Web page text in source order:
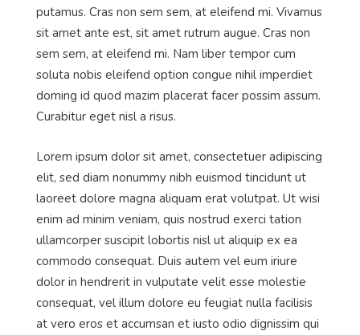
putamus. Cras non sem sem, at eleifend mi. Vivamus
sit amet ante est, sit amet rutrum augue. Cras non
sem sem, at eleifend mi. Nam liber tempor cum
soluta nobis eleifend option congue nihil imperdiet
doming id quod mazim placerat facer possim assum.
Curabitur eget nisl a risus.
Lorem ipsum dolor sit amet, consectetuer adipiscing
elit, sed diam nonummy nibh euismod tincidunt ut
laoreet dolore magna aliquam erat volutpat. Ut wisi
enim ad minim veniam, quis nostrud exerci tation
ullamcorper suscipit lobortis nisl ut aliquip ex ea
commodo consequat. Duis autem vel eum iriure
dolor in hendrerit in vulputate velit esse molestie
consequat, vel illum dolore eu feugiat nulla facilisis
at vero eros et accumsan et iusto odio dignissim qui